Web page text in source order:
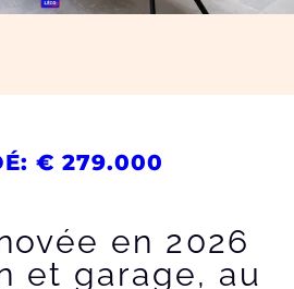
€ 279.000
en 2026
et garage, au